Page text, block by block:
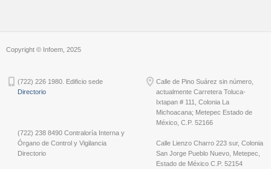
Copyright © Infoem, 2025
(722) 226 1980. Edificio sede
Directorio
(722) 238 8490 Contraloría Interna y
Órgano de Control y Vigilancia
Directorio
Calle de Pino Suárez sin número,
actualmente Carretera Toluca-
Ixtapan # 111, Colonia La
Michoacana; Metepec Estado de
México, C.P. 52166
Calle Lienzo Charro 223 sur, Colonia
San Jorge Pueblo Nuevo, Metepec,
Estado de México C.P. 52154